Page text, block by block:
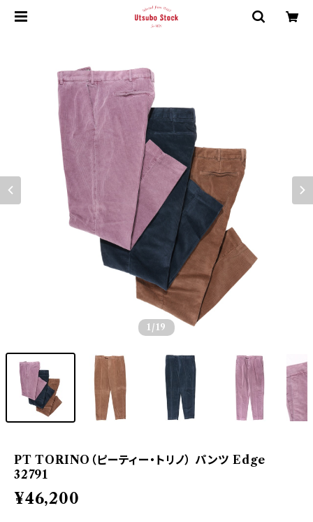
1 /19
PT TORINO（ピーティー・トリノ） パンツ Edge
32791
¥46,200